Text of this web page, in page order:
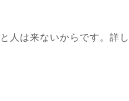
人は来ないからです。詳し